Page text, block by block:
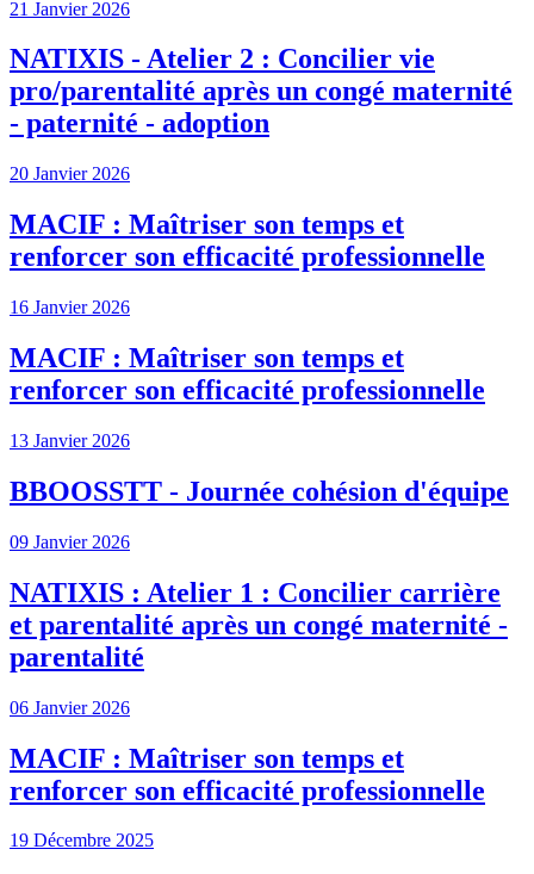
21 Janvier 2026
NATIXIS - Atelier 2 : Concilier vie
pro/parentalité après un congé maternité
- paternité - adoption
20 Janvier 2026
MACIF : Maîtriser son temps et
renforcer son efficacité professionnelle
16 Janvier 2026
MACIF : Maîtriser son temps et
renforcer son efficacité professionnelle
13 Janvier 2026
BBOOSSTT - Journée cohésion d'équipe
09 Janvier 2026
NATIXIS : Atelier 1 : Concilier carrière
et parentalité après un congé maternité -
parentalité
06 Janvier 2026
MACIF : Maîtriser son temps et
renforcer son efficacité professionnelle
19 Décembre 2025